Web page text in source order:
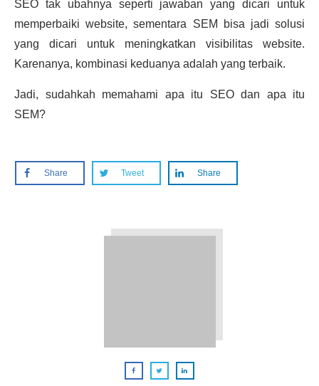
SEO tak ubahnya seperti jawaban yang dicari untuk
memperbaiki website, sementara SEM bisa jadi solusi
yang dicari untuk meningkatkan visibilitas website.
Karenanya, kombinasi keduanya adalah yang terbaik.
Jadi, sudahkah memahami apa itu SEO dan apa itu
SEM?
Share Tweet Share